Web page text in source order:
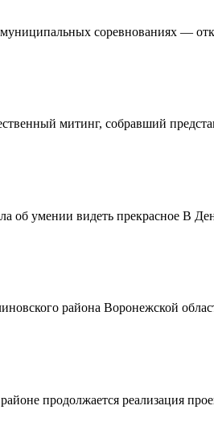
соревнованиях —
митинг, собравший
об умении видеть прекрасное В
района Воронежской
продолжается реализация